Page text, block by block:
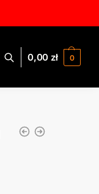
0,00 zł 0